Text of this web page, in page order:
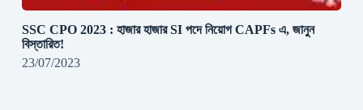
SSC CPO 2023 : হাজার হাজার SI পদে নিয়োগ CAPFs এ, জানুন
বিস্তারিত!
23/07/2023